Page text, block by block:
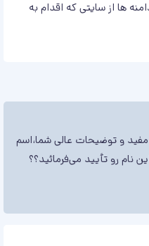
ها از سایتی که اقدام به
مفید و توضیحات عالی شما،اسم
نام رو تأیید می‌فرمائید؟؟